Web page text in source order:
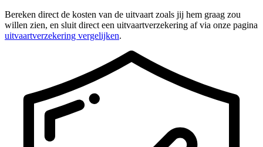
Bereken direct de kosten van de uitvaart zoals jij hem graag zou
willen zien, en sluit direct een uitvaartverzekering af via onze pagina
uitvaartverzekering vergelijken.